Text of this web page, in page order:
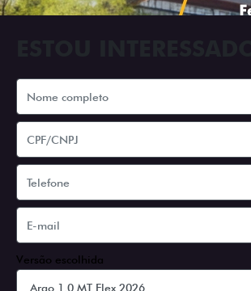
Versão escolhida